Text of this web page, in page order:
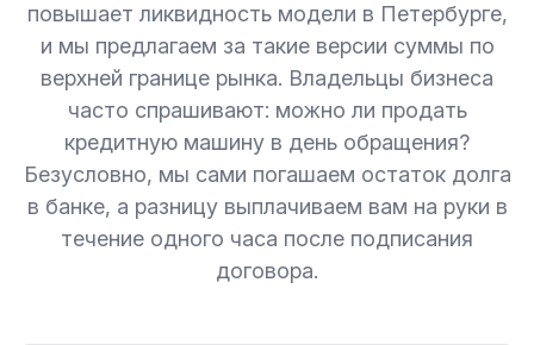
повышает ликвидность модели в Петербурге,
и мы предлагаем за такие версии суммы по
верхней границе рынка. Владельцы бизнеса
часто спрашивают: можно ли продать
кредитную машину в день обращения?
Безусловно, мы сами погашаем остаток долга
в банке, а разницу выплачиваем вам на руки в
течение одного часа после подписания
договора.